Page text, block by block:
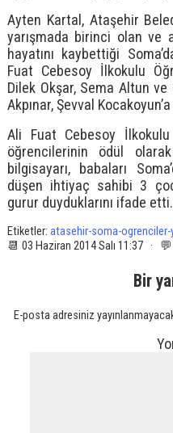
Ayten Kartal, Ataşehir
yarışmada birinci olan ve
hayatını kaybettiği
Fuat Cebesoy İlkokulu
Dilek Okşar, Sema Altun
Akpınar, Şevval
Ali Fuat Cebesoy
öğrencilerinin ödül
bilgisayarı, babaları
düşen ihtiyaç sahibi 3
gurur duyduklarını ifade etti.
Etiketler: atasehir-soma-ogrenciler-
📆 03 Haziran 2014 Salı 11:37 ·
Bir
E-posta adresiniz